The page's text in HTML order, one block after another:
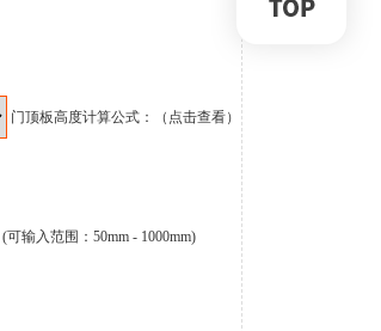
门顶板高度计算公式：（点击查看）
(可输入范围：50mm - 1000mm)